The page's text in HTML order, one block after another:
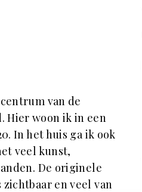
van de
Hier woon ik in een
In het huis ga ik ook
veel kunst,
De originele
en veel van